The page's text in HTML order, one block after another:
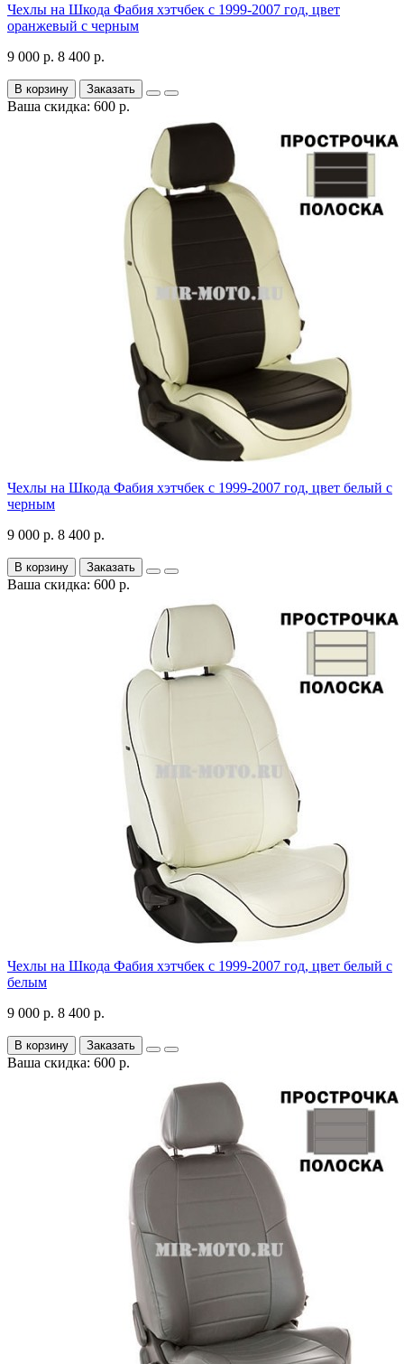
Чехлы на Шкода Фабия хэтчбек с 1999-2007 год, цвет
оранжевый с черным
9 000 р. 8 400 р.
В корзину Заказать
Ваша скидка: 600 р.
Чехлы на Шкода Фабия хэтчбек с 1999-2007 год, цвет белый с
черным
9 000 р. 8 400 р.
В корзину Заказать
Ваша скидка: 600 р.
Чехлы на Шкода Фабия хэтчбек с 1999-2007 год, цвет белый с
белым
9 000 р. 8 400 р.
В корзину Заказать
Ваша скидка: 600 р.